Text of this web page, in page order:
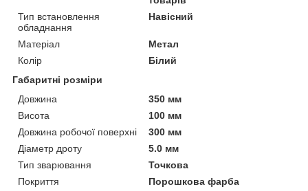
Тип встановлення
обладнання
Навісний
Матеріал
Метал
Колір
Білий
Габаритні розміри
Довжина
350 мм
Висота
100 мм
Довжина робочої поверхні
300 мм
Діаметр дроту
5.0 мм
Тип зварювання
Точкова
Покриття
Порошкова фарба